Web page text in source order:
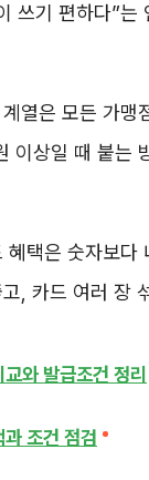
쓰기 편하다”
열은 모든 가
이상일 때 붙는
혜택은 숫자보다
, 카드 여러 장
와 발급조건 정리
조건 점검